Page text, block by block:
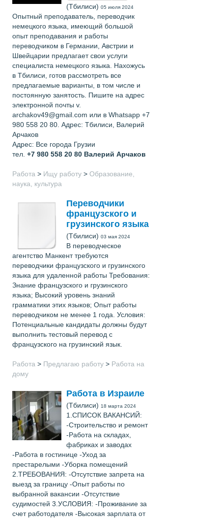
(Тбилиси) 05 июля 2024
Опытный преподаватель, переводчик
немецкого языка, имеющий большой
опыт преподавания и работы
переводчиком в Германии, Австрии и
Швейцарии предлагает свои услуги
специалиста немецкого языка. Нахожусь
в Тбилиси, готов рассмотреть все
предлагаемые варианты, в том числе и
постоянную занятость. Пишите на адрес
электронной почты v.
archakov49@gmail.com или в Whatsapp +7
980 558 20 80. Адрес: Тбилиси, Валерий
Арчаков
Адрес: Все города Грузии
тел. +7 980 558 20 80 Валерий Арчаков
Работа > Ищу работу > Образование,
наука, культура
Переводчики
французского и
грузинского языка
(Тбилиси) 03 мая 2024
В переводческое
агентство Манкент требуются
переводчики французского и грузинского
языка для удаленной работы Требования:
Знание французского и грузинского
языка; Высокий уровень знаний
грамматики этих языков; Опыт работы
переводчиком не менее 1 года. Условия:
Потенциальные кандидаты должны будут
выполнить тестовый перевод с
французского на грузинский язык.
Работа > Предлагаю работу > Работа на
дому
Работа в Израиле
(Тбилиси) 18 марта 2024
1.СПИСОК ВАКАНСИЙ:
-Строительство и ремонт
-Работа на складах,
фабриках и заводах
-Работа в гостинице -Уход за
престарелыми -Уборка помещений
2.ТРЕБОВАНИЯ: -Отсутствие запрета на
выезд за границу -Опыт работы по
выбранной вакансии -Отсутствие
судимостей 3.УСЛОВИЯ: -Проживание за
счет работодателя -Высокая зарплата от